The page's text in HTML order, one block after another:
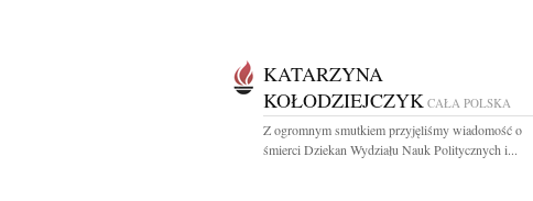
KATARZYNA
KOŁODZIEJCZYK CAŁA POLSKA
Z ogromnym smutkiem przyjęliśmy wiadomość o
śmierci Dziekan Wydziału Nauk Politycznych i...